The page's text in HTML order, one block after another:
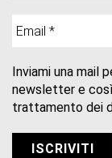
Inviami una mail
newsletter e
trattamento dei